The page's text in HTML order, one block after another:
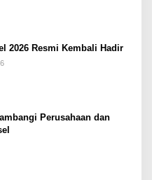
2026 Resmi Kembali Hadir
Perusahaan dan